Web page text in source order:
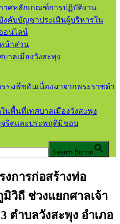
กาศหลักเกณฑ์การปฏิบัติงาน
งคับบัญชาประเมินผู้บริหารใน
อนไลน์
น้าส่วน
าลเมืองวังสะพุง
รมพืชอันเนื่องมาจากพระราชดำ
นพื้นที่เทศบาลเมืองวังสะพุง
จริตและประพฤติมิชอบ
Search Button
สะพุง
จ.เลย
งการก่อสร้างท่อ
วิถี ช่วงแยกศาลเจ้า
ตำบลวังสะพุง อำเภอ